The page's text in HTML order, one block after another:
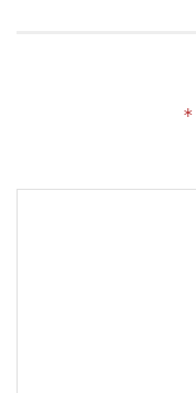
*